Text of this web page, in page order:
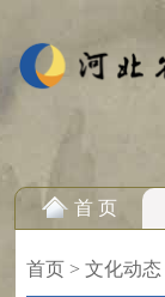
首 页
首页 >文化动态